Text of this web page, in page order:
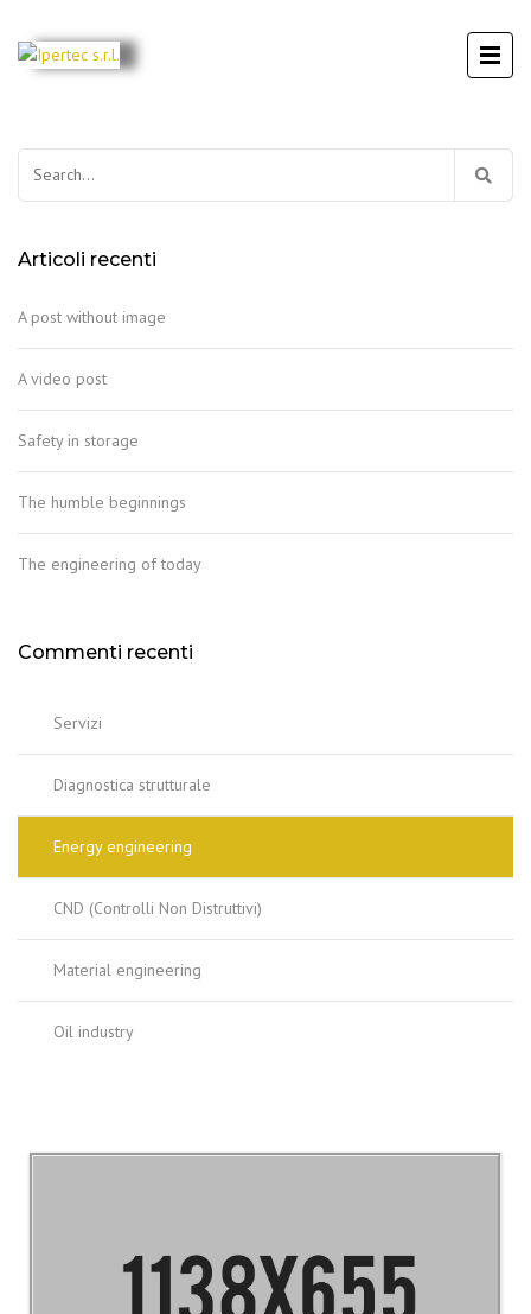
Articoli recenti
A post without image
A video post
Safety in storage
The humble beginnings
The engineering of today
Commenti recenti
Servizi
Diagnostica strutturale
Energy engineering
CND (Controlli Non Distruttivi)
Material engineering
Oil industry